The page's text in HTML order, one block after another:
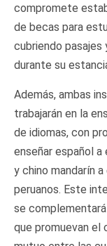
compromete
de becas para
cubriendo pasajes
durante su
Además, ambas
trabajarán en la
de idiomas, con
enseñar español
y chino mandarín
peruanos. Este
se
que promuevan el